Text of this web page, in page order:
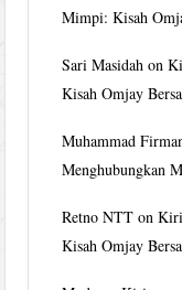
Mimpi: Kisah
Sari Masidah on
Kisah Omjay
Muhammad
Menghubungkan
Retno NTT on
Kisah Omjay